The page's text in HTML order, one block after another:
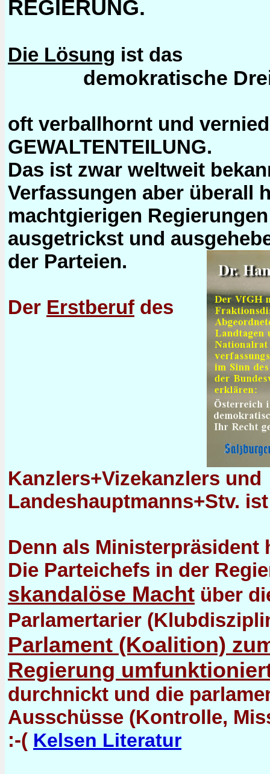
REGIERUNG.
Die Lösung ist das
demokratische
oft verballhornt und
GEWALTENTEILUNG.
Das ist zwar weltweit
Verfassungen aber überall
machtgierigen
ausgetrickst und
der Parteien.
Der Erstberuf des
Kanzlers+Vizekanzlers und
Landeshauptmanns+Stv.
Denn als Ministerpräsident
Die Parteichefs in der
skandalöse Macht über
Parlamertarier
Parlament (Koalition)
Regierung
durchnickt und die
Ausschüsse (Kontrolle,
:-( Kelsen Literatur